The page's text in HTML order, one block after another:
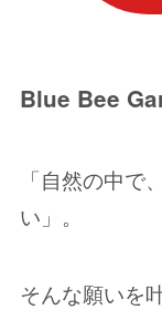
Blue Bee
「自然の中で
い」。
そんな願いを